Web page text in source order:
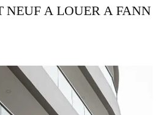
NEUF A LOUER A FANN